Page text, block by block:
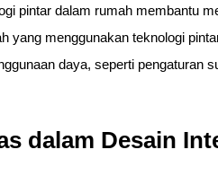
pintar dalam rumah membantu
yang menggunakan teknologi
daya, seperti pengaturan
dalam Desain